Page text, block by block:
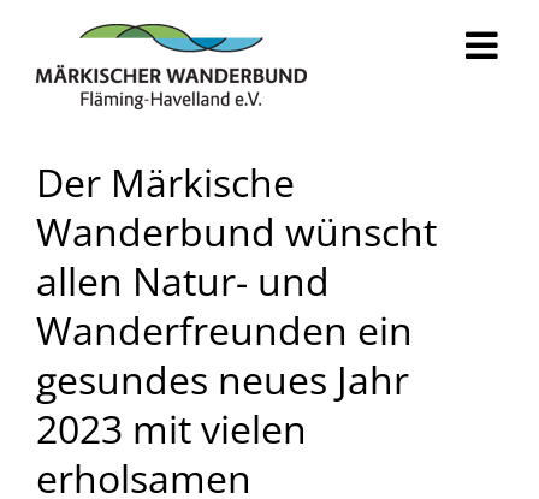
springen
Der Märkische
Wanderbund wünscht
allen Natur- und
Wanderfreunden ein
gesundes neues Jahr
2023 mit vielen
erholsamen